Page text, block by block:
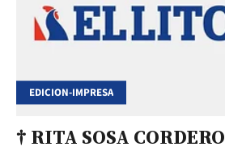
EDICION-IMPRESA
† RITA SOSA CORDERO